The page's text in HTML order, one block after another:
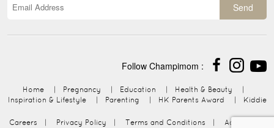
Send
Follow Champimom :
Home | Pregnancy | Education | Health & Beauty
|
Inspiration & Lifestyle
| Parenting | HK Parents Award | Kiddie
Careers | Privacy Policy | Terms and Conditions | Advertising